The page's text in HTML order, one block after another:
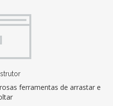
ferramentas de arrastar e